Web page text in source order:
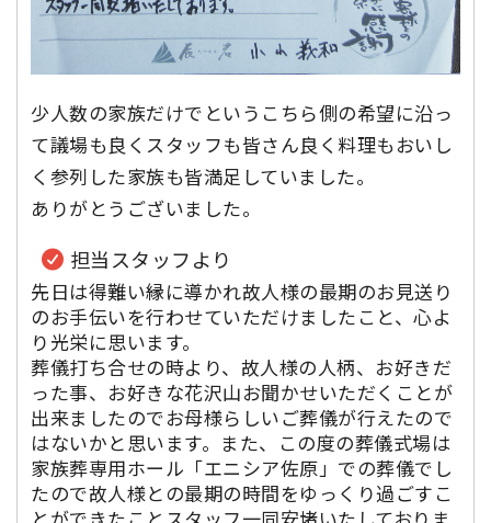
少人数の家族だけでというこちら側の希望に沿っ
て議場も良くスタッフも皆さん良く料理もおいし
く参列した家族も皆満足していました。
ありがとうございました。
担当スタッフより
先日は得難い縁に導かれ故人様の最期のお見送り
のお手伝いを行わせていただけましたこと、心よ
り光栄に思います。
葬儀打ち合せの時より、故人様の人柄、お好きだ
った事、お好きな花沢山お聞かせいただくことが
出来ましたのでお母様らしいご葬儀が行えたので
はないかと思います。また、この度の葬儀式場は
家族葬専用ホール「エニシア佐原」での葬儀でし
たので故人様との最期の時間をゆっくり過ごすこ